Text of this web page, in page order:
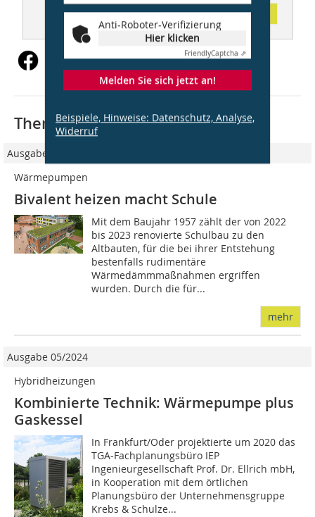
Inhaltsverzeichnis
Anti-Roboter-Verifizierung
Hier klicken
FriendlyCaptcha ⇗
Melden Sie sich jetzt an!
Beispiele, Hinweise: Datenschutz, Analyse,
Widerruf
Thematisch passende Artikel:
Ausgabe 3-4/2026
Wärmepumpen
Bivalent heizen macht Schule
Mit dem Baujahr 1957 zählt der von 2022
bis 2023 renovierte Schulbau zu den
Altbauten, für die bei ihrer Entstehung
bestenfalls rudimentäre
Wärmedämmmaßnahmen ergriffen
wurden. Durch die für...
mehr
Ausgabe 05/2024
Hybridheizungen
Kombinierte Technik: Wärmepumpe plus
Gaskessel
In Frankfurt/Oder projektierte um 2020 das
TGA-Fachplanungsbüro IEP
Ingenieurgesellschaft Prof. Dr. Ellrich mbH,
in Kooperation mit dem örtlichen
Planungsbüro der Unternehmensgruppe
Krebs & Schulze...